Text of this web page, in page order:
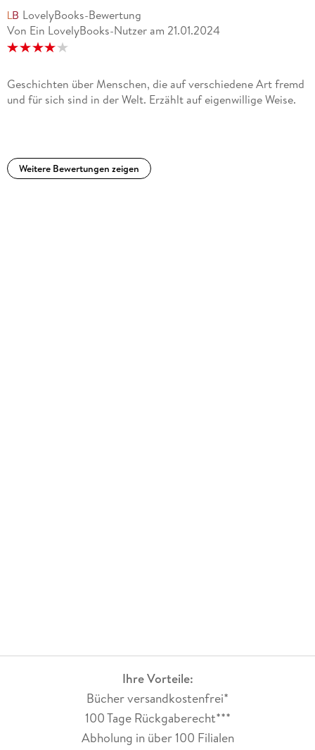
LovelyBooks-Bewertung
Von Ein LovelyBooks-Nutzer am 21.01.2024
Geschichten über Menschen, die auf verschiedene Art fremd
und für sich sind in der Welt. Erzählt auf eigenwillige Weise.
Weitere Bewertungen zeigen
Ihre Vorteile:
Bücher versandkostenfrei*
100 Tage Rückgaberecht***
Abholung in über 100 Filialen